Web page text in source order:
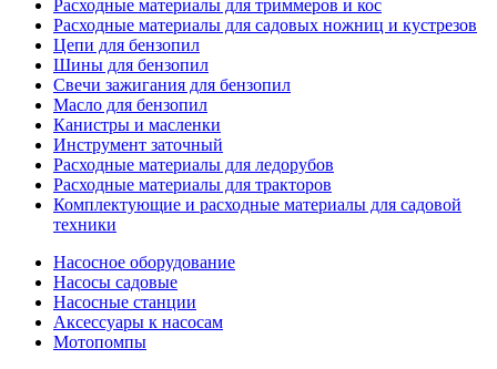
Расходные материалы для триммеров и кос
Расходные материалы для садовых ножниц и кустрезов
Цепи для бензопил
Шины для бензопил
Свечи зажигания для бензопил
Масло для бензопил
Канистры и масленки
Инструмент заточный
Расходные материалы для ледорубов
Расходные материалы для тракторов
Комплектующие и расходные материалы для садовой
техники
Насосное оборудование
Насосы садовые
Насосные станции
Аксессуары к насосам
Мотопомпы